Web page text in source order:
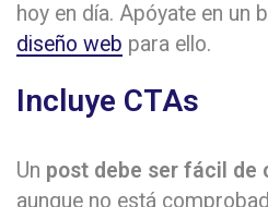
hoy en día. Apóyate en un
diseño web para ello.
Incluye CTAs
Un post debe ser fácil de
aunque no está